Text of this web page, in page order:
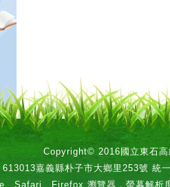
Copyright© 2016國立東石高
613013嘉義縣朴子市大鄉里253號 統
、Safari、Firefox 瀏覽器，螢幕解